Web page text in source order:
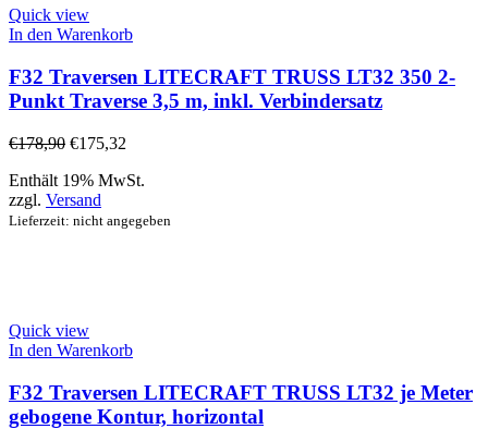
Quick view
In den Warenkorb
F32 Traversen LITECRAFT TRUSS LT32 350 2-
Punkt Traverse 3,5 m, inkl. Verbindersatz
€178,90 €175,32
Enthält 19% MwSt.
zzgl. Versand
Lieferzeit: nicht angegeben
Quick view
In den Warenkorb
F32 Traversen LITECRAFT TRUSS LT32 je Meter
gebogene Kontur, horizontal